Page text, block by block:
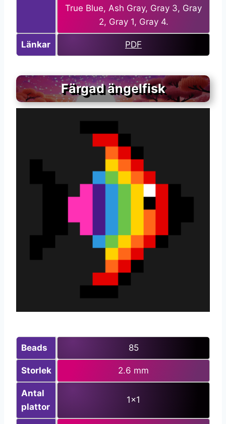
True Blue, Ash Gray, Gray 3, Gray
2, Gray 1, Gray 4.
Länkar PDF
Färgad ängelfisk
Beads 85
Storlek 2.6 mm
Antal
plattor
1×1